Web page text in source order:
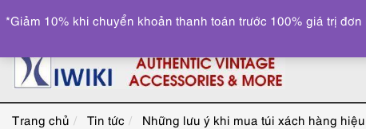
Trang chủ Tin tức Những lưu ý khi mua túi xách hàng
*Giảm 10% khi chuyển khoản thanh toán trước 100% giá trị